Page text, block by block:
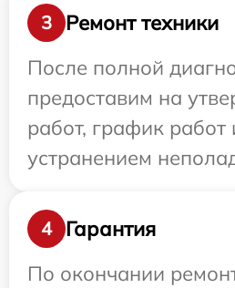
3
Ремонт техники
После полной
предоставим на
работ, график работ
устранением
4
Гарантия
По окончании